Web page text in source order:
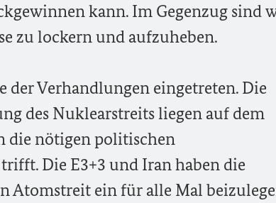
kann. Im Gegenzug sind
zu lockern und aufzuheben.
der Verhandlungen eingetreten. Die
des Nuklearstreits liegen auf dem
die nötigen politischen
Die E3+3 und Iran haben die
Atomstreit ein für alle Mal